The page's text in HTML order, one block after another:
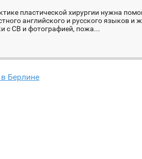
пластической хирургии нужна
английского и русского языков и
с СВ и фотографией, пожа...
Берлине